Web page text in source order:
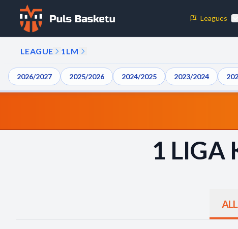
Leagues
LEAGUE 1LM
2026/2027 2025/2026 2024/2025 2023/2024
1 LIGA
Cookie Preferences
Necessary Cookies
These cookies are essential for the website to function properly.
Analytics Cookies
These cookies help us understand how visitors interact with our
Save